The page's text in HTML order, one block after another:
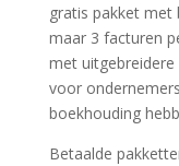
gratis pakket met
maar 3 facturen
met uitgebreidere
voor
boekhouding
Betaalde